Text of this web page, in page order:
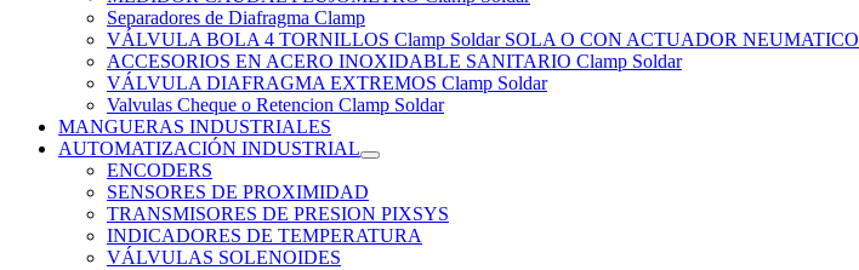
Separadores de Diafragma Clamp
VÁLVULA BOLA 4 TORNILLOS Clamp Soldar SOLA O CON ACTUADOR NEUMATICO
ACCESORIOS EN ACERO INOXIDABLE SANITARIO Clamp Soldar
VÁLVULA DIAFRAGMA EXTREMOS Clamp Soldar
Valvulas Cheque o Retencion Clamp Soldar
MANGUERAS INDUSTRIALES
AUTOMATIZACIÓN INDUSTRIAL
ENCODERS
SENSORES DE PROXIMIDAD
TRANSMISORES DE PRESION PIXSYS
INDICADORES DE TEMPERATURA
VÁLVULAS SOLENOIDES